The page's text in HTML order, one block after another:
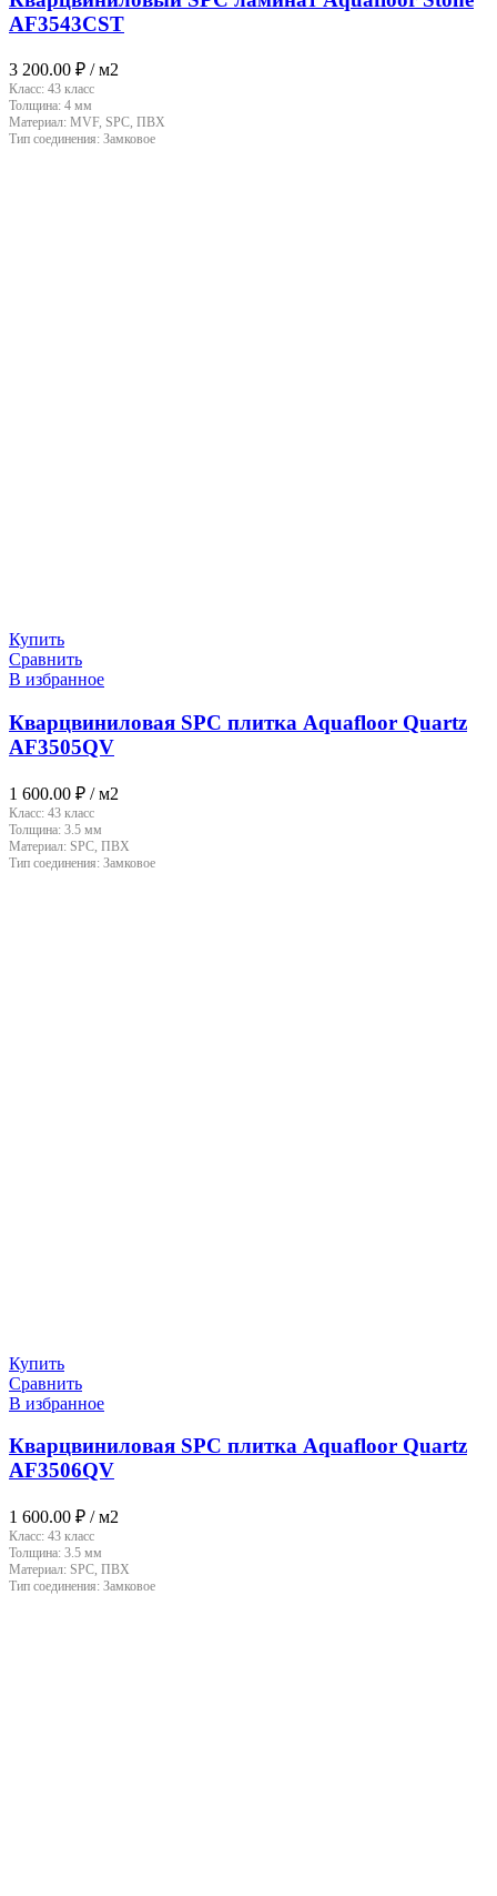
AF3543CST
3 200.00 ₽ / м2
Класс: 43 класс
Толщина: 4 мм
Материал: MVF, SPC, ПВХ
Тип соединения: Замковое
Купить
Сравнить
В избранное
Кварцвиниловая SPC плитка Aquafloor Quartz
AF3505QV
1 600.00 ₽ / м2
Класс: 43 класс
Толщина: 3.5 мм
Материал: SPC, ПВХ
Тип соединения: Замковое
Купить
Сравнить
В избранное
Кварцвиниловая SPC плитка Aquafloor Quartz
AF3506QV
1 600.00 ₽ / м2
Класс: 43 класс
Толщина: 3.5 мм
Материал: SPC, ПВХ
Тип соединения: Замковое